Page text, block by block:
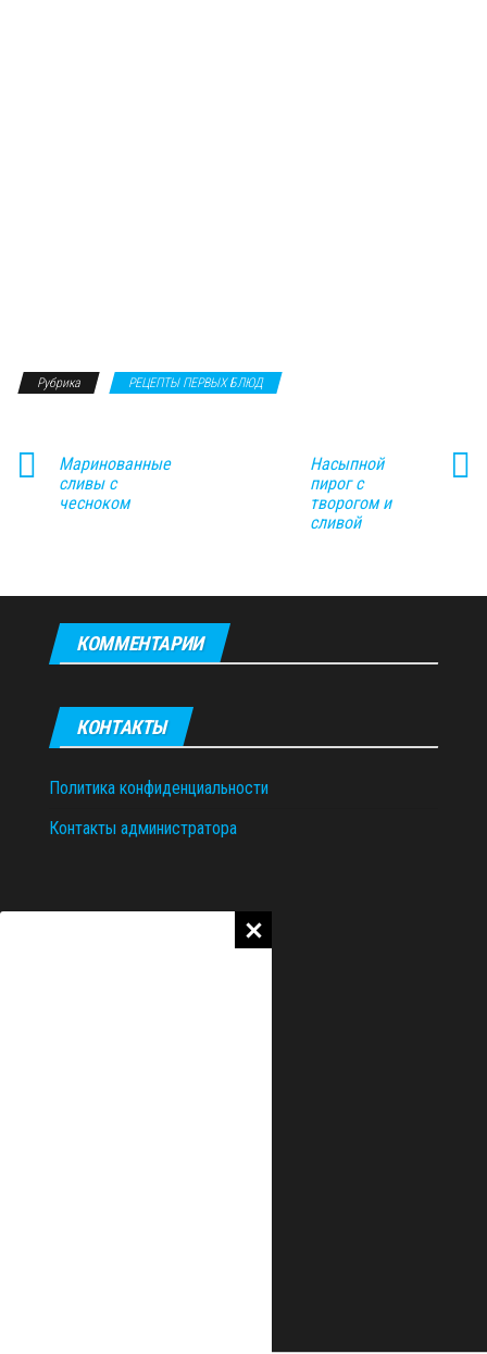
Рубрика РЕЦЕПТЫ ПЕРВЫХ БЛЮД
Маринованные
сливы с
чесноком
Насыпной
пирог с
творогом и
сливой
КОММЕНТАРИИ
КОНТАКТЫ
Политика конфиденциальности
Контакты администратора